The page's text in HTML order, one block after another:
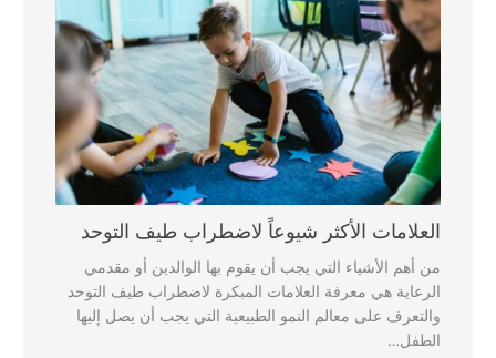
العلامات الأكثر شيوعاً لاضطراب طيف التوحد
من أهم الأشياء التي يجب أن يقوم بها الوالدين أو مقدمي
الرعاية هي معرفة العلامات المبكرة لاضطراب طيف التوحد
والتعرف على معالم النمو الطبيعية التي يجب أن يصل إليها
الطفل…